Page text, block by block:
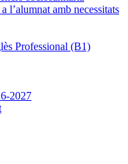
l’alumnat amb necessitats
Professional (B1)
2027